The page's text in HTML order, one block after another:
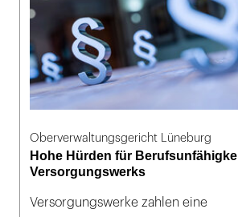
Oberverwaltungsgericht Lüneburg
Hohe Hürden für
Versorgungswerks
Versorgungswerke zahlen eine